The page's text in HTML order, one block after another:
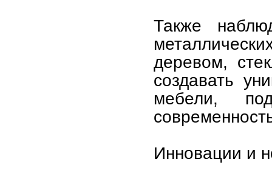
Также
деревом,
создавать
мебели,
Инновации и